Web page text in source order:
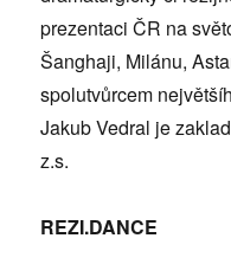
prezentaci ČR na
Šanghaji, Milánu,
spolutvůrcem
Jakub Vedral je
z.s.
REZI.DANCE